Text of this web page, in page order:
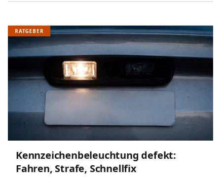
RATGEBER
Kennzeichenbeleuchtung defekt:
Fahren, Strafe, Schnellfix